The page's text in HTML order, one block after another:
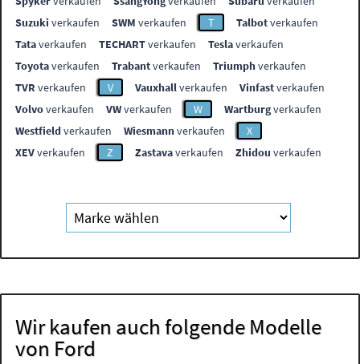
Suzuki verkaufen SWM verkaufen T Talbotverkaufen
Tataverkaufen TECHARTverkaufen Teslaverkaufen
Toyotaverkaufen Trabantverkaufen Triumphverkaufen
TVR verkaufen V Vauxhallverkaufen Vinfastverkaufen
Volvoverkaufen VWverkaufen W Wartburgverkaufen
Westfieldverkaufen Wiesmannverkaufen
X
XEVverkaufen Z Zastavaverkaufen Zhidou verkaufen
Wir kaufen auch folgende Modelle
von Ford